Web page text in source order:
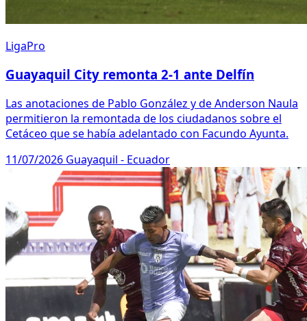
LigaPro
Guayaquil City remonta 2-1 ante Delfín
Las anotaciones de Pablo González y de Anderson Naula
permitieron la remontada de los ciudadanos sobre el
Cetáceo que se había adelantado con Facundo Ayunta.
11/07/2026 Guayaquil - Ecuador